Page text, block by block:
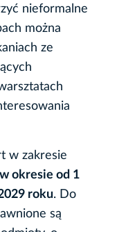
nieformalne
można
ze
w zakresie
okresie od 1
roku. Do
są